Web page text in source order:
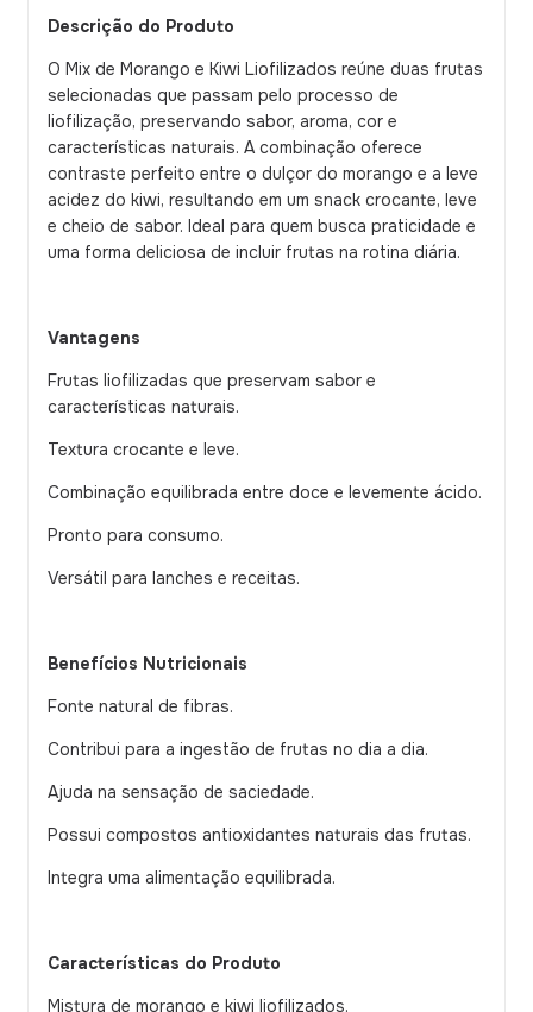
Descrição do Produto
O Mix de Morango e Kiwi Liofilizados reúne duas frutas
selecionadas que passam pelo processo de
liofilização, preservando sabor, aroma, cor e
características naturais. A combinação oferece
contraste perfeito entre o dulçor do morango e a leve
acidez do kiwi, resultando em um snack crocante, leve
e cheio de sabor. Ideal para quem busca praticidade e
uma forma deliciosa de incluir frutas na rotina diária.
Vantagens
Frutas liofilizadas que preservam sabor e
características naturais.
Textura crocante e leve.
Combinação equilibrada entre doce e levemente ácido.
Pronto para consumo.
Versátil para lanches e receitas.
Benefícios Nutricionais
Fonte natural de fibras.
Contribui para a ingestão de frutas no dia a dia.
Ajuda na sensação de saciedade.
Possui compostos antioxidantes naturais das frutas.
Integra uma alimentação equilibrada.
Características do Produto
Mistura de morango e kiwi liofilizados.